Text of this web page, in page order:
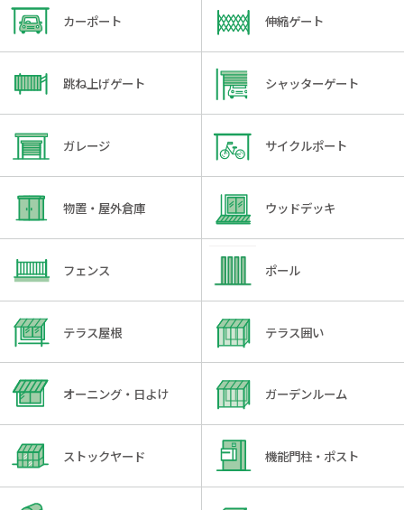
カーポート 伸縮ゲート
跳ね上げゲート シャッターゲート
ガレージ サイクルポート
物置・屋外倉庫 ウッドデッキ
フェンス ポール
テラス屋根 テラス囲い
オーニング・日よけ ガーデンルーム
ストックヤード 機能門柱・ポスト